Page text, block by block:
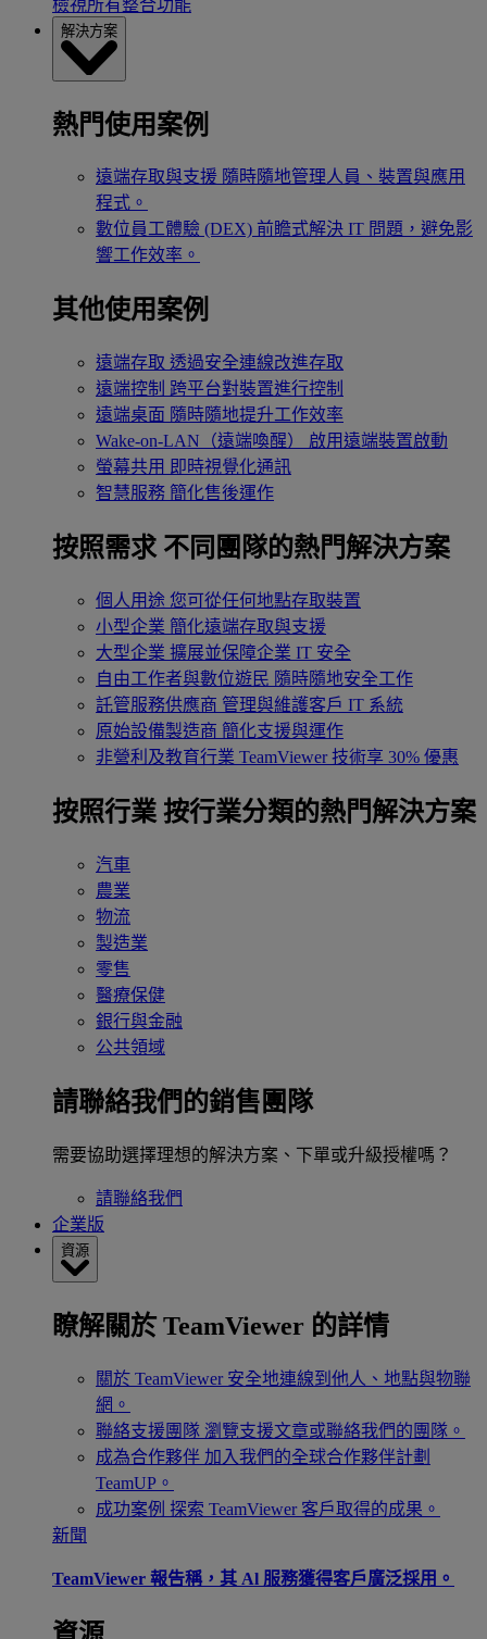
檢視所有整合功能
解決方案
熱門使用案例
遠端存取與支援 隨時隨地管理人員、裝置與應用
程式。
數位員工體驗 (DEX) 前瞻式解決 IT 問題，避免影
響工作效率。
其他使用案例
遠端存取 透過安全連線改進存取
遠端控制 跨平台對裝置進行控制
遠端桌面 隨時隨地提升工作效率
Wake-on-LAN（遠端喚醒）
啟用遠端裝置啟動
螢幕共用 即時視覺化通訊
智慧服務 簡化售後運作
按照需求 不同團隊的熱門解決方案
個人用途 您可從任何地點存取裝置
小型企業 簡化遠端存取與支援
大型企業 擴展並保障企業 IT 安全
自由工作者與數位遊民 隨時隨地安全工作
託管服務供應商 管理與維護客戶 IT 系統
原始設備製造商 簡化支援與運作
非營利及教育行業 TeamViewer 技術享 30% 優惠
按照行業 按行業分類的熱門解決方案
汽車
農業
物流
製造業
零售
醫療保健
銀行與金融
公共領域
請聯絡我們的銷售團隊
需要協助選擇理想的解決方案、下單或升級授權嗎？
請聯絡我們
企業版
資源
瞭解關於 TeamViewer 的詳情
關於 TeamViewer 安全地連線到他人、地點與物聯
網。
聯絡支援團隊 瀏覽支援文章或聯絡我們的團隊。
成為合作夥伴 加入我們的全球合作夥伴計劃
TeamUP。
成功案例 探索 TeamViewer 客戶取得的成果。
新聞
TeamViewer 報告稱，其 Al 服務獲得客戶廣泛採用。